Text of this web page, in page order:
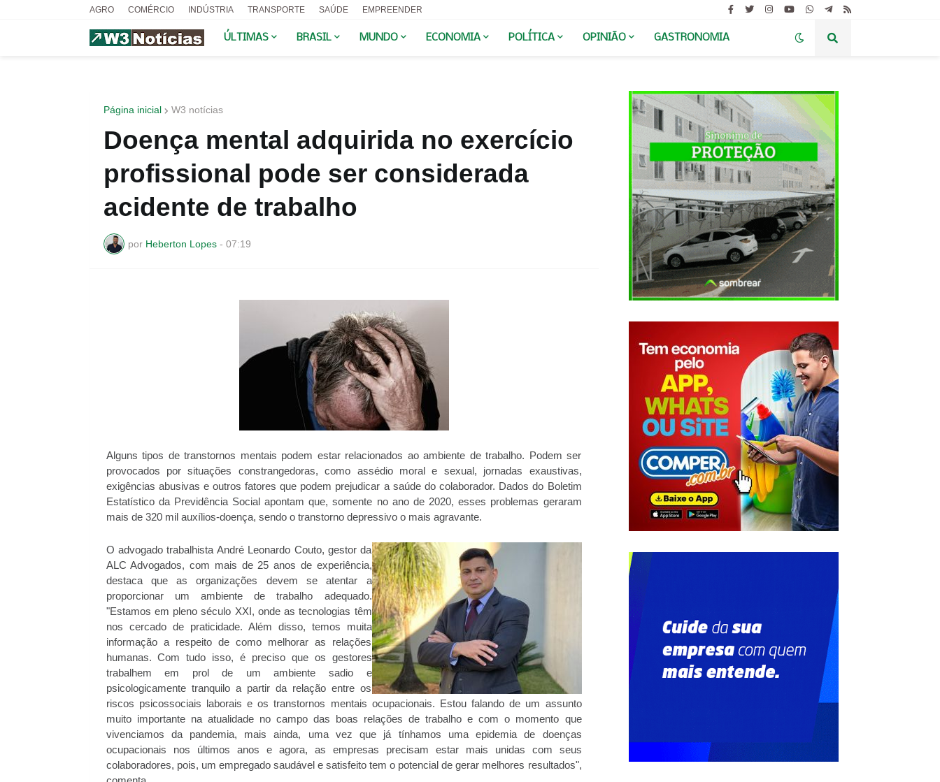
AGRO COMÉRCIO INDÚSTRIA TRANSPORTE SAÚDE EMPREENDER
ÚLTIMAS BRASIL MUNDO ECONOMIA POLÍTICA OPINIÃO GASTRONOMIA
Página inicial W3 notícias
Doença mental adquirida no exercício
profissional pode ser considerada
acidente de trabalho
por Heberton Lopes - 07:19
Alguns tipos de transtornos mentais podem estar relacionados ao ambiente de trabalho. Podem ser
provocados por situações constrangedoras, como assédio moral e sexual, jornadas exaustivas,
exigências abusivas e outros fatores que podem prejudicar a saúde do colaborador. Dados do Boletim
Estatístico da Previdência Social apontam que, somente no ano de 2020, esses problemas geraram
mais de 320 mil auxílios-doença, sendo o transtorno depressivo o mais agravante.
O advogado trabalhista André Leonardo Couto, gestor da
ALC Advogados, com mais de 25 anos de experiência,
destaca que as organizações devem se atentar a
proporcionar um ambiente de trabalho adequado.
"Estamos em pleno século XXI, onde as tecnologias têm
nos cercado de praticidade. Além disso, temos muita
informação a respeito de como melhorar as relações
humanas. Com tudo isso, é preciso que os gestores
trabalhem em prol de um ambiente sadio e
psicologicamente tranquilo a partir da relação entre os
riscos psicossociais laborais e os transtornos mentais ocupacionais. Estou falando de um assunto
muito importante na atualidade no campo das boas relações de trabalho e com o momento que
vivenciamos da pandemia, mais ainda, uma vez que já tínhamos uma epidemia de doenças
ocupacionais nos últimos anos e agora, as empresas precisam estar mais unidas com seus
colaboradores, pois, um empregado saudável e satisfeito tem o potencial de gerar melhores resultados",